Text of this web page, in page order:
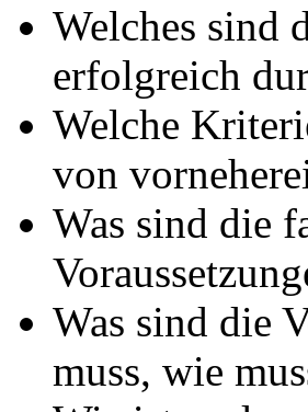
Welches sind
erfolgreich
Welche
von
Was sind die
Was sind die
muss, wie